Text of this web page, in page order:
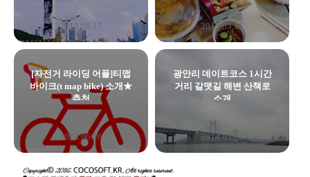
2015.08.17 2015.03.11
[자전거 라이딩 어플]티맵
바이크(t map bike) 소개★
추천
2014.06.16
광안리 데이트코스 1시간
거리 갈맷길 해변 산책로
소개
2014.03.02